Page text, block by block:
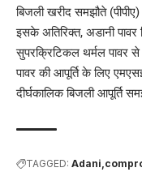
बिजली खरीद समझौते (पीपीए)
इसके अतिरिक्त, अडानी
सुपरक्रिटिकल थर्मल पावर से
पावर की आपूर्ति के लिए
दीर्घकालिक बिजली आपूर्ति
TAGGED: Adani